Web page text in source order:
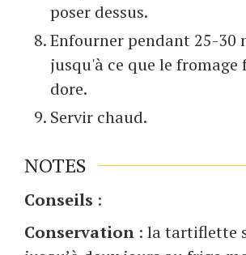
poser dessus.
Enfourner pendant 25-30
jusqu'à ce que le fromage
dore.
Servir chaud.
NOTES
Conseils :
Conservation : la tartiflette